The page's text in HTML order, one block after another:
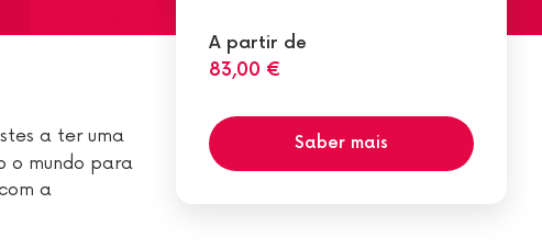
A partir de
83,00 €
Saber mais
a ter uma
o mundo para
a